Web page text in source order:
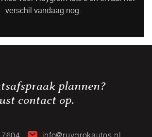
verschil vandaag nog.
plannen?
contact op.